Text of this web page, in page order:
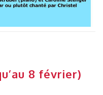
8 février)